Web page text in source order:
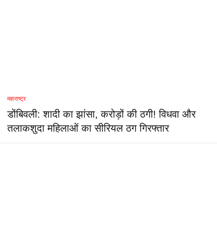
महाराष्ट्र
डोंबिवली: शादी का झांसा, करोड़ों की ठगी! विधवा और
तलाकशुदा महिलाओं का सीरियल ठग गिरफ्तार